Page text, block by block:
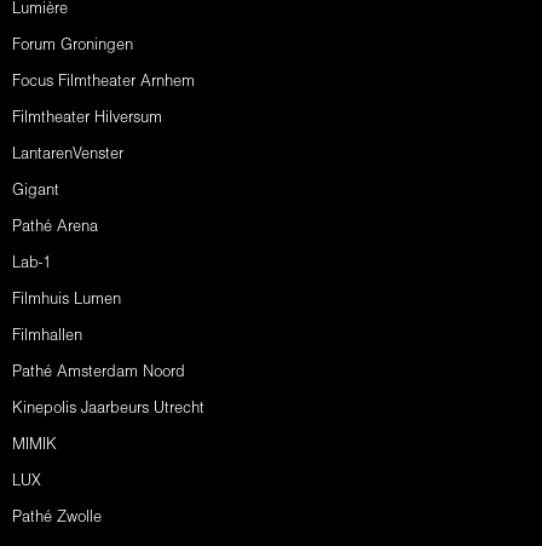
Lumière
Forum Groningen
Focus Filmtheater Arnhem
Filmtheater Hilversum
LantarenVenster
Gigant
Pathé Arena
Lab-1
Filmhuis Lumen
Filmhallen
Pathé Amsterdam Noord
Kinepolis Jaarbeurs Utrecht
MIMIK
LUX
Pathé Zwolle